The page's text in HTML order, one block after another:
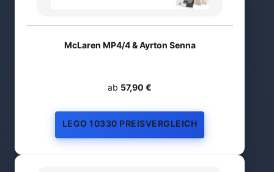
McLaren MP4/4 & Ayrton Senna
ab 57,90 €
LEGO 10330 PREISVERGLEICH